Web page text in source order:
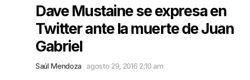
Dave Mustaine se expresa en
Twitter ante la muerte de Juan
Gabriel
Saúl Mendoza agosto 29, 2016 2:10 am